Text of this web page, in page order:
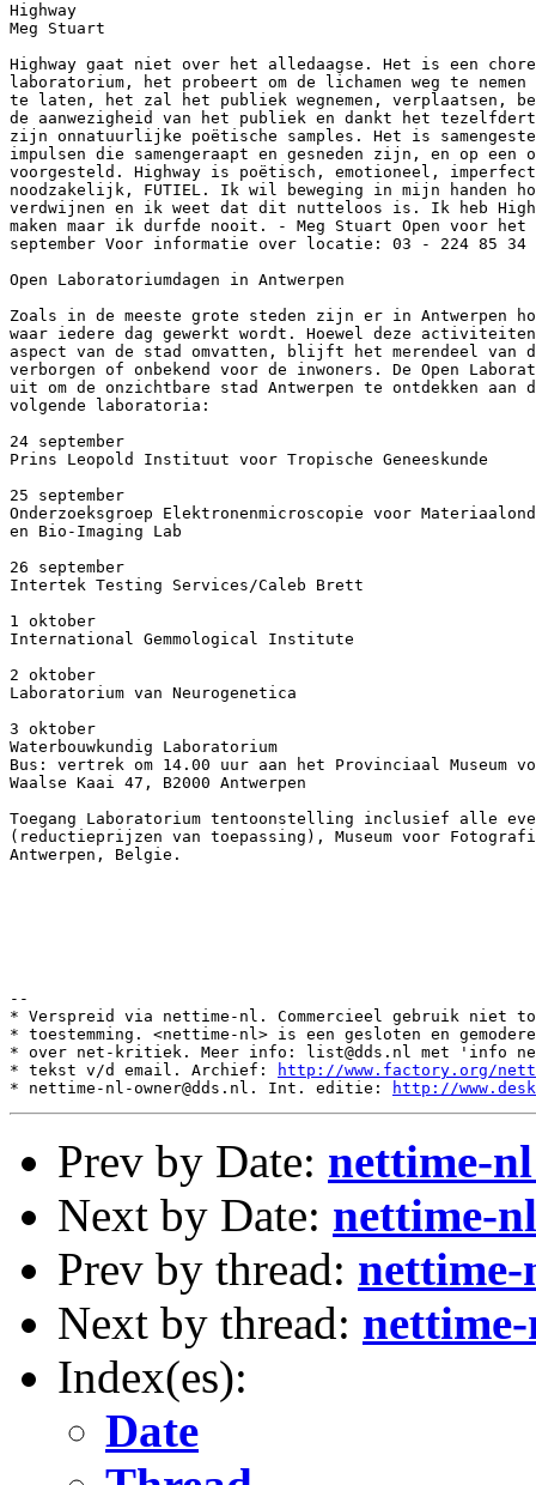
Highway
Meg Stuart
Highway gaat niet over het alledaagse. Het is een
laboratorium, het probeert om de lichamen weg te
te laten, het zal het publiek wegnemen, verplaatsen,
de aanwezigheid van het publiek en dankt het
zijn onnatuurlijke poëtische samples. Het is
impulsen die samengeraapt en gesneden zijn, en op een
voorgesteld. Highway is poëtisch, emotioneel, imperfect,
noodzakelijk, FUTIEL. Ik wil beweging in mijn handen
verdwijnen en ik weet dat dit nutteloos is. Ik heb
maken maar ik durfde nooit. - Meg Stuart Open voor
september Voor informatie over locatie: 03 - 224 85 34
Open Laboratoriumdagen in Antwerpen
Zoals in de meeste grote steden zijn er in Antwerpen
waar iedere dag gewerkt wordt. Hoewel deze
aspect van de stad omvatten, blijft het merendeel van
verborgen of onbekend voor de inwoners. De Open
uit om de onzichtbare stad Antwerpen te ontdekken aan
volgende laboratoria:
24 september
Prins Leopold Instituut voor Tropische Geneeskunde
25 september
Onderzoeksgroep Elektronenmicroscopie voor
en Bio-Imaging Lab
26 september
Intertek Testing Services/Caleb Brett
1 oktober
International Gemmological Institute
2 oktober
Laboratorium van Neurogenetica
3 oktober
Waterbouwkundig Laboratorium
Bus: vertrek om 14.00 uur aan het Provinciaal Museum
Waalse Kaai 47, B2000 Antwerpen
Toegang Laboratorium tentoonstelling inclusief alle
(reductieprijzen van toepassing), Museum voor
Antwerpen, Belgie.
--
* Verspreid via nettime-nl. Commercieel gebruik niet
* toestemming. <nettime-nl> is een gesloten en
* over net-kritiek. Meer info: list@dds.nl met 'info
* tekst v/d email. Archief:
http://www.factory.org/
* nettime-nl-owner@dds.nl. Int. editie:
http://
Prev by Date: nettime-
Next by Date: nettime-
Prev by thread:
Next by thread:
Index(es):
Date